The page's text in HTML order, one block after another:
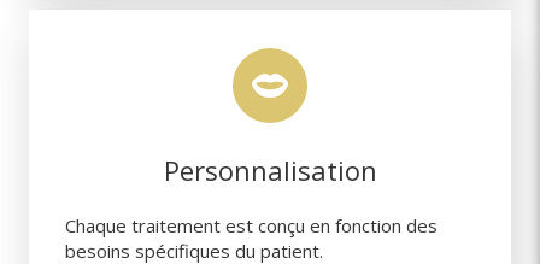
Personnalisation
Chaque traitement est conçu en fonction des
besoins spécifiques du patient.